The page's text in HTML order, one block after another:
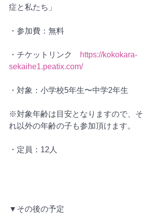
症と私たち」
・参加費：無料
・チケットリンク
https://kokokara-
sekaihe1.peatix.com/
・対象：小学校5年生〜中学2年生
※対象年齢は目安となりますので、そ
れ以外の年齢の子も参加頂けます。
・定員：12人
▼その後の予定